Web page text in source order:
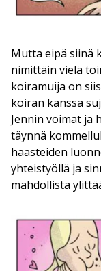
Mutta eipä siinä
nimittäin vielä
koiramuija on
koiran kanssa
Jennin voimat ja
täynnä
haasteiden
yhteistyöllä ja
mahdollista